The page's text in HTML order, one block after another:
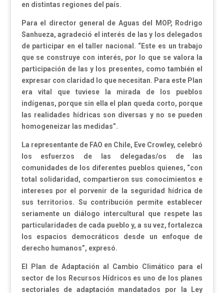
en distintas regiones del país.
Para el director general de Aguas del MOP, Rodrigo
Sanhueza, agradeció el interés de las y los delegados
de participar en el taller nacional. “Este es un trabajo
que se construye con interés, por lo que se valora la
participación de las y los presentes, como también el
expresar con claridad lo que necesitan. Para este Plan
era vital que tuviese la mirada de los pueblos
indígenas, porque sin ella el plan queda corto, porque
las realidades hídricas son diversas y no se pueden
homogeneizar las medidas”.
La representante de FAO en Chile, Eve Crowley, celebró
los esfuerzos de las delegadas/os de las
comunidades de los diferentes pueblos quienes, “con
total solidaridad, compartieron sus conocimientos e
intereses por el porvenir de la seguridad hídrica de
sus territorios. Su contribución permite establecer
seriamente un diálogo intercultural que respete las
particularidades de cada pueblo y, a su vez, fortalezca
los espacios democráticos desde un enfoque de
derecho humanos”, expresó.
El Plan de Adaptación al Cambio Climático para el
sector de los Recursos Hídricos es uno de los planes
sectoriales de adaptación mandatados por la Ley